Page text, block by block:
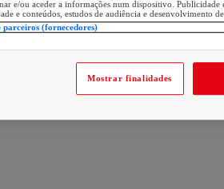
e/ou aceder a informações num dispositivo. Publicidade
e conteúdos, estudos de audiência e desenvolvimento
parceiros (fornecedores)
Mostrar finalidades